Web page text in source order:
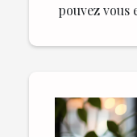
pouvez vous